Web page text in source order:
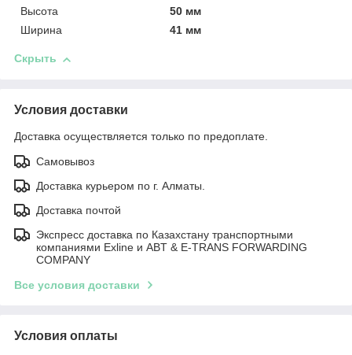
Высота
50 мм
Ширина
41 мм
Скрыть
Условия доставки
Доставка осуществляется только по предоплате.
Самовывоз
Доставка курьером по г. Алматы.
Доставка почтой
Экспресс доставка по Казахстану транспортными
компаниями Exline и ABT & E-TRANS FORWARDING
COMPANY
Все условия доставки
Условия оплаты